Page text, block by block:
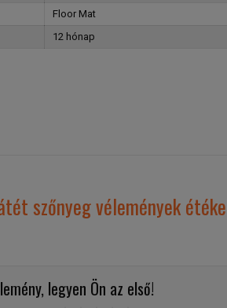
Floor Mat
12 hónap
szőnyeg vélemények
legyen Ön az első!